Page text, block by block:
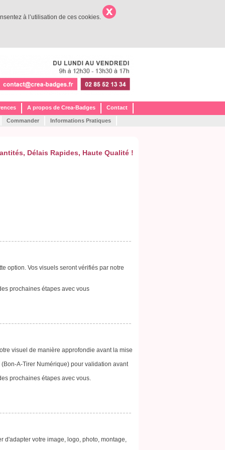
à l’utilisation de ces cookies.
A propos de Crea-Badges Contact
Commander Informations Pratiques
Délais Rapides, Haute Qualité !
option. Vos visuels seront vérifiés par notre
prochaines étapes avec vous
visuel de manière approfondie avant la mise
A-Tirer Numérique) pour validation avant
prochaines étapes avec vous.
d'adapter votre image, logo, photo, montage,